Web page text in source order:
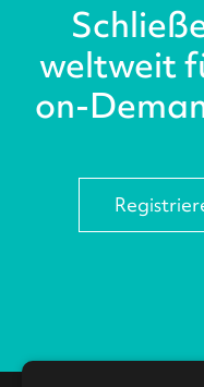
weltweit
on-